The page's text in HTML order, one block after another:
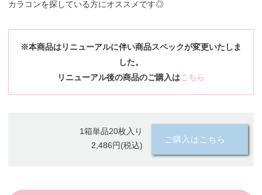
カラコンを探している方にオススメです◎
※本商品はリニューアルに伴い商品スペックが変更いたしま
した。
リニューアル後の商品のご購入はこちら
1箱単品20枚入り
2,486円(税込)
ご購入はこちら